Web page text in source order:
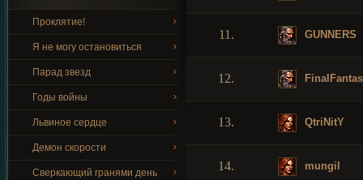
Проклятие!
Я не могу остановиться
Парад звезд
Годы войны
Львиное сердце
Демон скорости
Сверкающий гранями день
11. GUNNERS
12.
13. QtriNitY
14. mungil